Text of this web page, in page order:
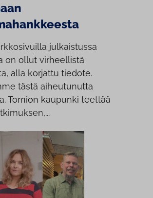
julkaistussa
on ollut virheellistä
alla korjattu tiedote.
tästä aiheutunutta
Tornion kaupunki teettää